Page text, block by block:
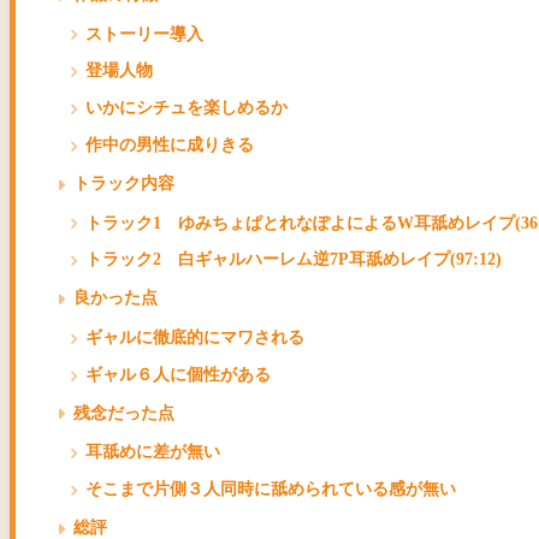
ストーリー導入
登場人物
いかにシチュを楽しめるか
作中の男性に成りきる
トラック内容
トラック1 ゆみちょぱとれなぽよによるW耳舐めレイプ
トラック2 白ギャルハーレム逆7P耳舐めレイプ(97:12)
良かった点
ギャルに徹底的にマワされる
ギャル６人に個性がある
残念だった点
耳舐めに差が無い
そこまで片側３人同時に舐められている感が無い
総評